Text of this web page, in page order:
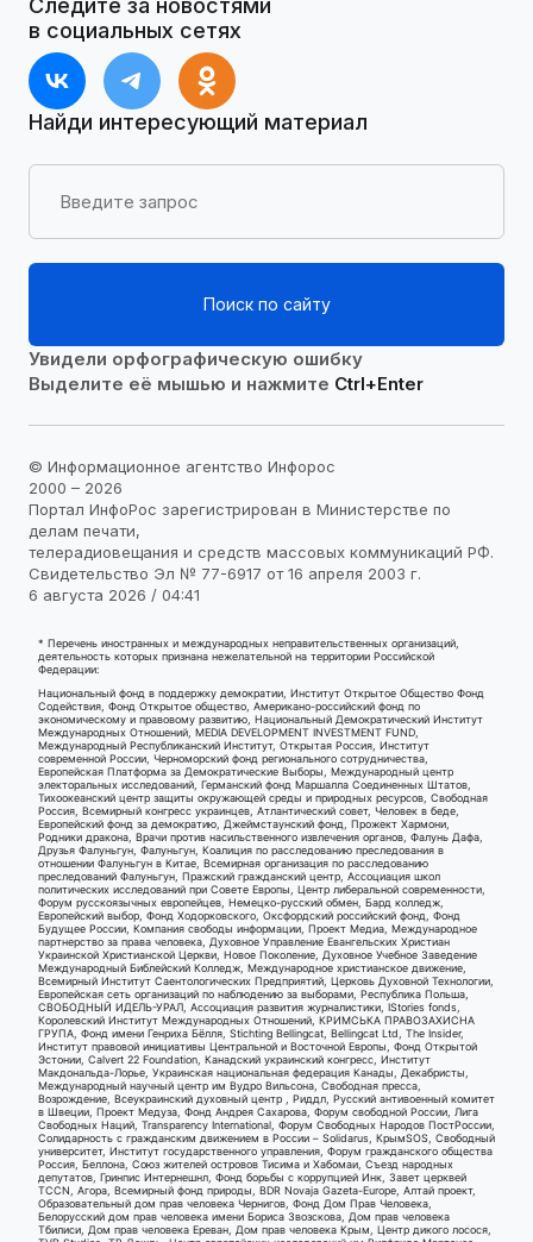
Следите за новостями
в социальных сетях
Найди интересующий материал
Поиск по сайту
Увидели орфографическую ошибку
Выделите её мышью и нажмите Ctrl+Enter
© Информационное агентство Инфорос
2000 – 2026
Портал ИнфоРос зарегистрирован в Министерстве по
делам печати,
телерадиовещания и средств массовых коммуникаций РФ.
Свидетельство Эл № 77-6917 от 16 апреля 2003 г.
6 августа 2026 / 04:41